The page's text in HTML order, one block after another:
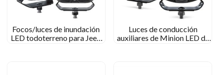
Focos/luces de inundación
LED todoterreno para Jeep
Luces de conducción
auxiliares de Minion LED de